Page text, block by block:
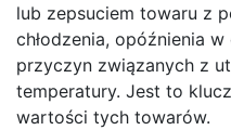
lub zepsuciem towaru z
chłodzenia, opóźnienia
przyczyn związanych z
temperatury. Jest to
wartości tych towarów.